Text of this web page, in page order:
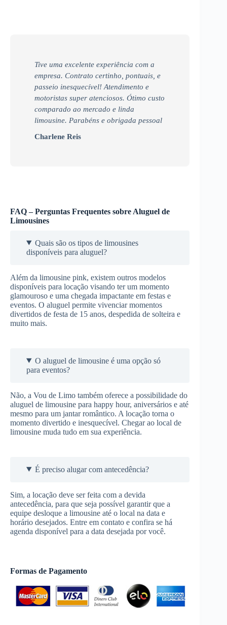
Tive uma excelente experiência com a
empresa. Contrato certinho, pontuais, e
passeio inesquecível! Atendimento e
motoristas super atenciosos. Ótimo custo
comparado ao mercado e linda
limousine. Parabéns e obrigada pessoal
Charlene Reis
FAQ – Perguntas Frequentes sobre Aluguel de
Limousines
Quais são os tipos de limousines
disponíveis para aluguel?
Além da limousine pink, existem outros modelos
disponíveis para locação visando ter um momento
glamouroso e uma chegada impactante em festas e
eventos. O aluguel permite vivenciar momentos
divertidos de festa de 15 anos, despedida de solteira e
muito mais.
O aluguel de limousine é uma opção só
para eventos?
Não, a Vou de Limo também oferece a possibilidade do
aluguel de limousine para happy hour, aniversários e até
mesmo para um jantar romântico. A locação torna o
momento divertido e inesquecível. Chegar ao local de
limousine muda tudo em sua experiência.
É preciso alugar com antecedência?
Sim, a locação deve ser feita com a devida
antecedência, para que seja possível garantir que a
equipe desloque a limousine até o local na data e
horário desejados. Entre em contato e confira se há
agenda disponível para a data desejada por você.
Formas de Pagamento